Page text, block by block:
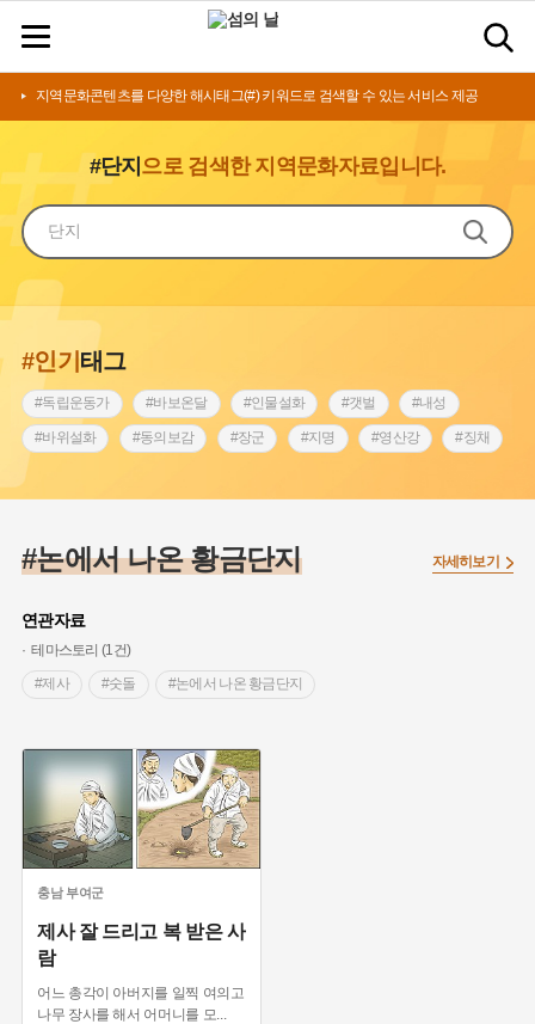
지역문화콘텐츠를 다양한 해시태그(#) 키워드로 검색할 수 있는 서비스 제공
#단지 으로 검색한 지역문화자료입니다.
#인기태그
#독립운동가 #바보온달 #인물설화 #갯벌 #내성
#바위설화 #동의보감 #장군 #지명 #영산강 #징채
#인천 #외성 #허준 #농업 #낙성대
#황해도
#조선역사
#왕건 #전라남도 지명유래 #목민관
#여성독립운동가 #조선시대 문신
#김마리아 #여성 독립운동가
#문화유산 #노원구 #마을
#경기도설화 #강서구 #공예품
#지명유래
#용인의 전설 #끈기 #산성
#의병활동
#남자현
#논에서 나온 황금단지
연관자료
테마스토리 (1건)
#제사
#숫돌 #논에서 나온 황금단지
자세히보기
충남 부여군
제사 잘 드리고 복 받은 사
람
어느 총각이 아버지를 일찍 여의고
나무 장사를 해서 어머니를 모